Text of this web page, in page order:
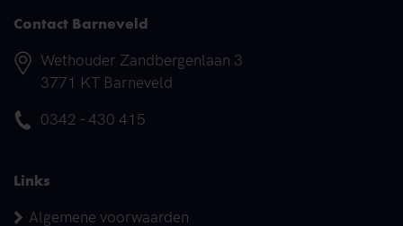
Contact Barneveld
Adres
Wethouder Zandbergenlaan 3
3771 KT Barneveld
Telefoonnummer
0342 - 430 415
Links
Algemene voorwaarden